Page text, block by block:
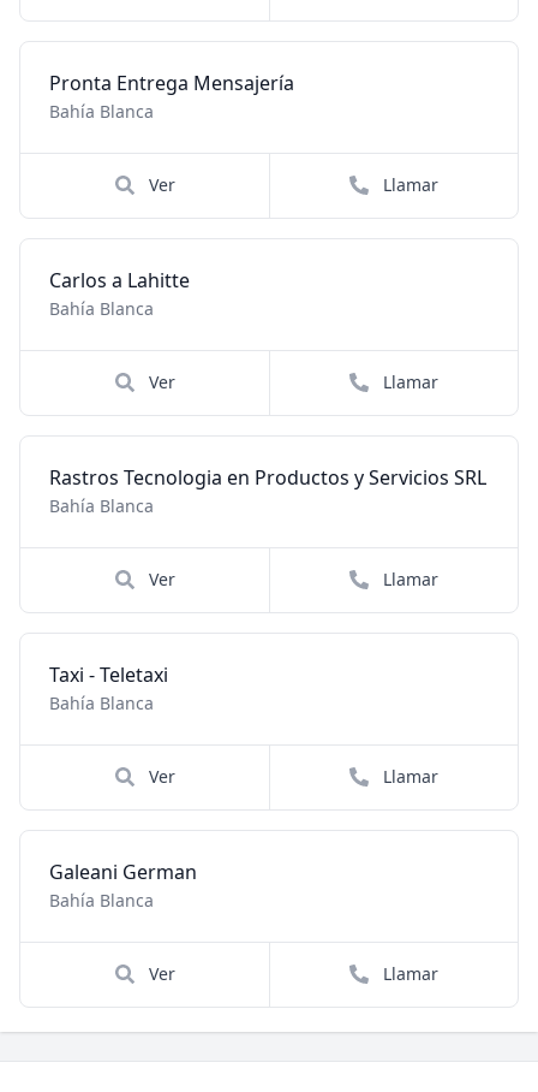
Pronta Entrega Mensajería
Bahía Blanca
Ver Llamar
Carlos a Lahitte
Bahía Blanca
Ver Llamar
Rastros Tecnologia en Productos y Servicios SRL
Bahía Blanca
Ver Llamar
Taxi - Teletaxi
Bahía Blanca
Ver Llamar
Galeani German
Bahía Blanca
Ver Llamar